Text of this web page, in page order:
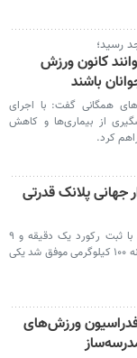
رسید؛
کانون ورزش
باشند
همگانی گفت: با اجرای
از بیماری‌ها و کاهش
کرد.
جهانی پلانک قدرتی
ورزشکار توانمند برازجانی با ثبت رکورد یک دقیقه و ۹
ثانیه در پلانک قدرتی با وزنه ۱۰۰ کیلوگرمی موفق شد یکی
ورزش‌های